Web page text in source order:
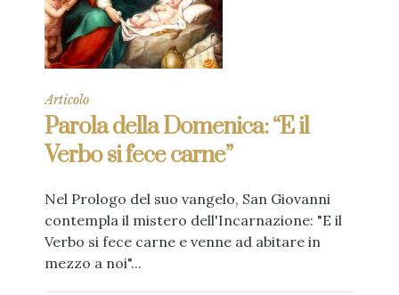
Articolo
Parola della Domenica: “E il
Verbo si fece carne”
Nel Prologo del suo vangelo, San Giovanni
contempla il mistero dell'Incarnazione: "E il
Verbo si fece carne e venne ad abitare in
mezzo a noi"...